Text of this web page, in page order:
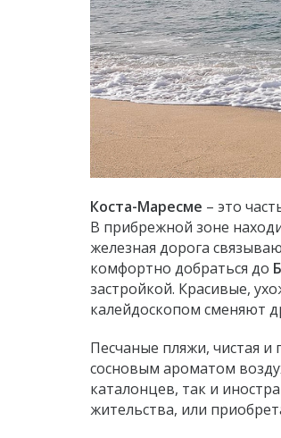
Коста-Маресме – это
В прибрежной зоне
железная дорога
комфортно добраться до
застройкой. Красивые,
калейдоскопом сменяют
Песчаные пляжи, чистая
сосновым ароматом
каталонцев, так и
жительства, или